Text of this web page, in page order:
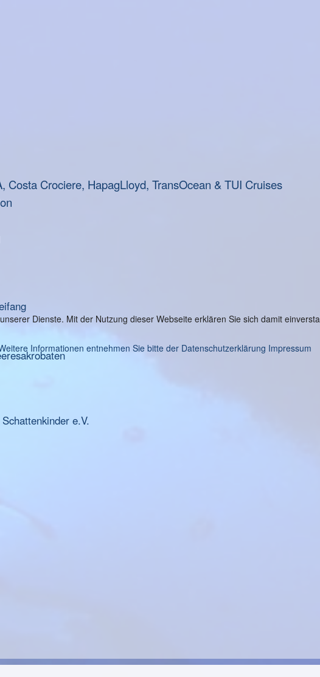
Costa Crociere, HapagLloyd, TransOcean & TUI Cruises
e.V.
Dienste. Mit der Nutzung dieser Webseite erklären Sie sich damit
Informationen entnehmen Sie bitte der Datenschutzerklärung Impressum